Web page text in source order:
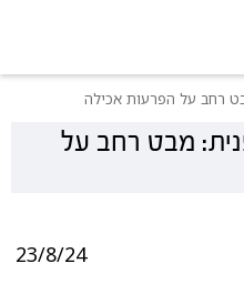
רחב על הפרעות אכילה
מבט רחב על
23/8/24